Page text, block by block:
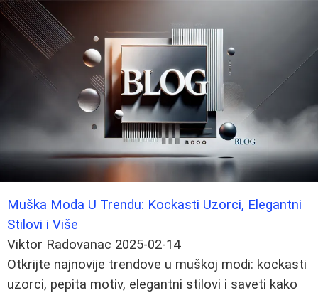
Muška Moda U Trendu: Kockasti Uzorci, Elegantni
Stilovi i Više
Viktor Radovanac 2025-02-14
Otkrijte najnovije trendove u muškoj modi: kockasti
uzorci, pepita motiv, elegantni stilovi i saveti kako